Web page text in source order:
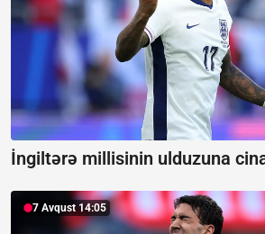
İngiltərə millisinin ulduzuna
7 Avqust 14:05